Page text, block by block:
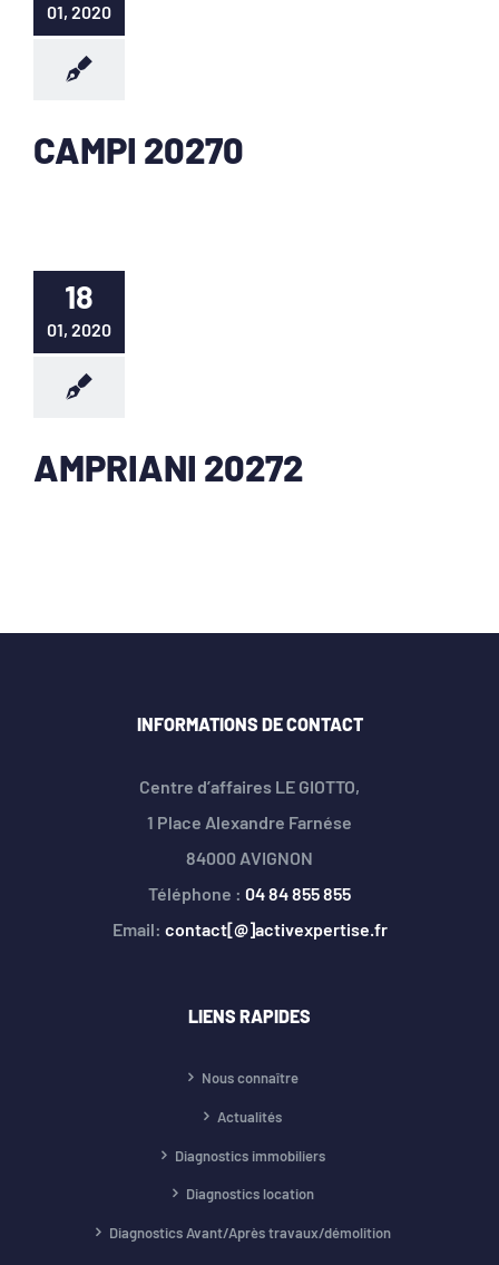
01, 2020
CAMPI 20270
18
01, 2020
AMPRIANI 20272
INFORMATIONS DE CONTACT
Centre d’affaires LE GIOTTO,
1 Place Alexandre Farnése
84000 AVIGNON
Téléphone : 04 84 855 855
Email: contact[@]activexpertise.fr
LIENS RAPIDES
Nous connaître
Actualités
Diagnostics immobiliers
Diagnostics location
Diagnostics Avant/Après travaux/démolition